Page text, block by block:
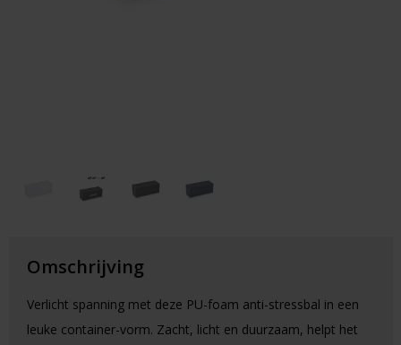
Omschrijving
Verlicht spanning met deze PU-foam anti-stressbal in een
leuke container-vorm. Zacht, licht en duurzaam, helpt het